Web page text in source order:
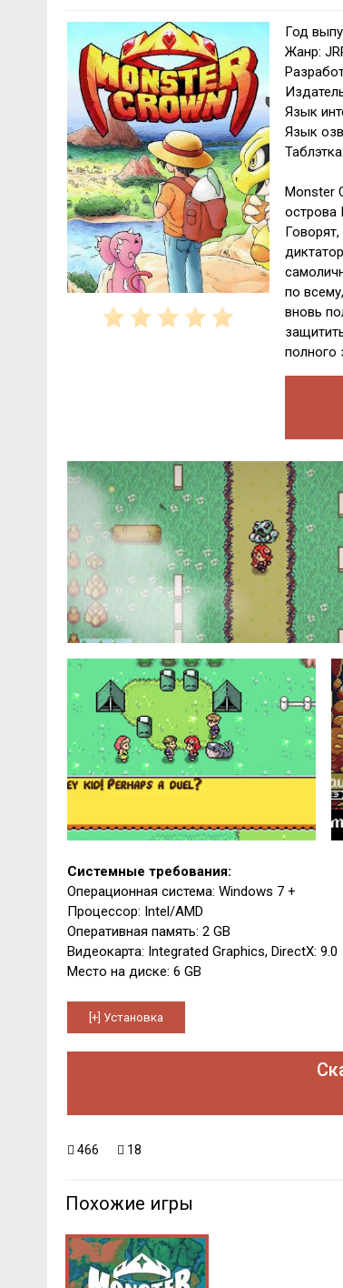
Год
Жанр:
Язык
Язык
Monster
острова
по
вновь
полного
Системные требования:
Операционная система: Windows 7 +
Процессор: Intel/AMD
Оперативная память: 2 GB
Видеокарта: Integrated Graphics, DirectX: 9.0
Место на диске: 6 GB
466 18
Похожие игры